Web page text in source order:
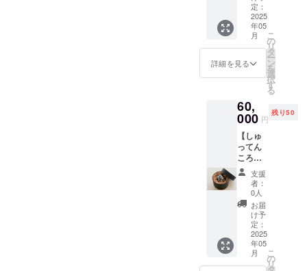
れない、地
域活性化に
興味を持っ
てくれるか
もしれな
それを実現
するため
に、私たち
は活動して
います。
げ
：銅
メッキ
+ 着色
・発送
予定：4
月～5月
事項：
写真は
イメー
ジで
す。
ンレー
ス・錦
鯉・
チュー
リッ
プ・朱
：直径
70mm×
高さ
30mm
・重量
（約）
：60g
・容量
（約）
：
70ml ・
質
：ス
テンレ
費税・
送料込
み) ​・柄
は４種
から３
つ希望
する柄
をお選
だけま
す。 ３
つとも
同じ柄
でご購
入いた
だくこ
とも可
能で
す。
（バテ
ンレー
ス・錦
鯉・
チュー
リッ
定：
2025
年05
月
詳細を見る
こ
の
リ
タ
ー
ン
を
選
択
す
る
60,
000 円
残り50
【しゅ
ってん
ころり
ん（彫
金入
り）
４様
用】(消
費税・
送料込
み) ・柄
は４種
すべて
支援
者：
0人
お届
け予
定：
2025
年05
月
こ
の
リ